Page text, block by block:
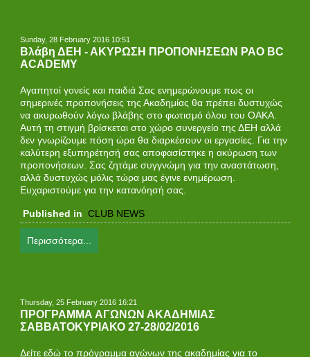
Sunday, 28 February 2016 10:51
Βλάβη ΔΕΗ - ΑΚΥΡΩΣΗ ΠΡΟΠΟΝΗΣΕΩΝ PAO BC
ACADEMY
Αγαπητοί γονείς και παιδιά Σας ενημερώνουμε πως οι
σημερινές προπονήσεις της Ακαδημίας θα πρέπει δυστυχώς
να ακυρωθούν λόγω βλάβης στο φωτισμό όλου του ΟΑΚΑ.
Αυτή τη στιγμή βρίσκεται στο χώρο συνεργείο της ΔΕΗ αλλά
δεν γνωρίζουμε πόση ώρα θα διαρκέσουν οι εργασίες. Για την
καλύτερη εξυπηρέτησή σας αποφασίστηκε η ακύρωση των
προπονήσεων. Σας ζητάμε συγγνώμη για την αναστάτωση,
αλλά δυστυχώς μόλις τώρα μας έγινε ενημέρωση.
Ευχαριστούμε για την κατανόησή σας.
Published in CLUB NEWS
Περισσότερα...
Thursday, 25 February 2016 16:21
ΠΡΟΓΡΑΜΜΑ ΑΓΩΝΩΝ ΑΚΑΔΗΜΙΑΣ
ΣΑΒΒΑΤΟΚΥΡΙΑΚΟ 27-28/02/2016
Δείτε εδώ το πρόγραμμα αγώνων της ακαδημίας για τo